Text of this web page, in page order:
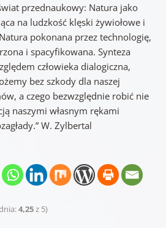
przednaukowy: Natura jako
na ludzkość klęski żywiołowe i
pokonana przez technologię,
i spacyfikowana. Synteza
człowieka dialogiczna,
bez szkody dla naszej
a czego bezwzględnie robić nie
naszymi własnym rękami
W. Zylbertal
4,25z 5)